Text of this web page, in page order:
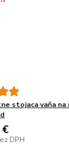
stojaca vaňa na
€
DPH